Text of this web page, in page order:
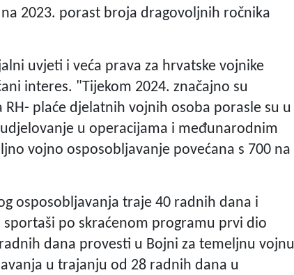
2023. porast broja dragovoljnih ročnika
uvjeti i veća prava za hrvatske vojnike
interes. "Tijekom 2024. značajno su
plaće djelatnih vojnih osoba porasle su u
u operacijama i međunarodnim
vojno osposobljavanje povećana s 700 na
osposobljavanja traje 40 radnih dana i
po skraćenom programu prvi dio
dana provesti u Bojni za temeljnu vojnu
u trajanju od 28 radnih dana u